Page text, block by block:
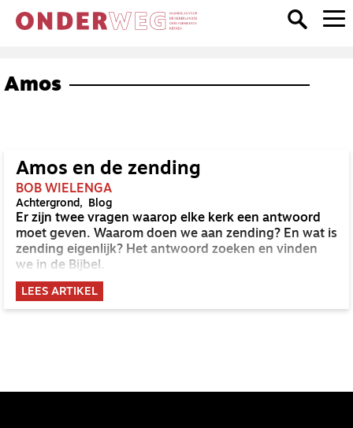
Amos
Amos en de zending
BOB WIELENGA
Achtergrond Blog
Er zijn twee vragen waarop elke kerk een antwoord
moet geven. Waarom doen we aan zending? En wat is
zending eigenlijk? Het antwoord zoeken en vinden
we in de Bijbel.
LEES ARTIKEL